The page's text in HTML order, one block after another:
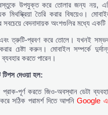
উপযুক্ত করে তোলার জন্য নয়,
তৈরি করার বিষয়েও।
সবচেয়ে বেদনাদায়ক অংশগুলির মধ্যে
এবং ত্রুটি-প্রবণ করে তোলে। যখনই
চেষ্টা করুন। মোবাইল সম্পর্কে
করতে পারেন।
টিপসদেওয়াহল:
পূর্ণ করতে জিও-অবস্থান ডেটা
সঠিক পরামর্শ দিতে আপনিGoogle